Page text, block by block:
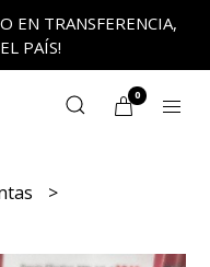
EN TRANSFERENCIA,
PAÍS!
0